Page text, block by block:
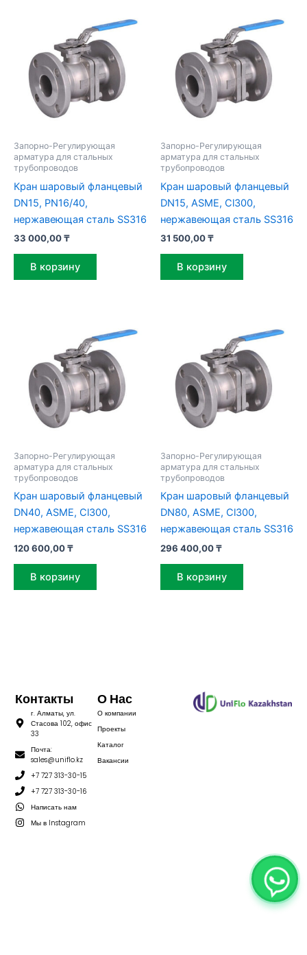
Запорно-Регулирующая
арматура для стальных
трубопроводов
Кран шаровый фланцевый
DN15, PN16/40,
нержавеющая сталь SS316
33 000,00₸
В корзину
Запорно-Регулирующая
арматура для стальных
трубопроводов
Кран шаровый фланцевый
DN15, ASME, Cl300,
нержавеющая сталь SS316
31 500,00₸
В корзину
Запорно-Регулирующая
арматура для стальных
трубопроводов
Кран шаровый фланцевый
DN40, ASME, Cl300,
нержавеющая сталь SS316
120 600,00₸
В корзину
Запорно-Регулирующая
арматура для стальных
трубопроводов
Кран шаровый фланцевый
DN80, ASME, Cl300,
нержавеющая сталь SS316
296 400,00₸
В корзину
О Нас
О компании
Проекты
Каталог
Вакансии
Контакты
г. Алматы, ул.
Стасова 102, офис
33
Почта:
sales@uniflo.kz
+7 727 313-30-15
+7 727 313-30-16
Написать нам
Мы в Instagram